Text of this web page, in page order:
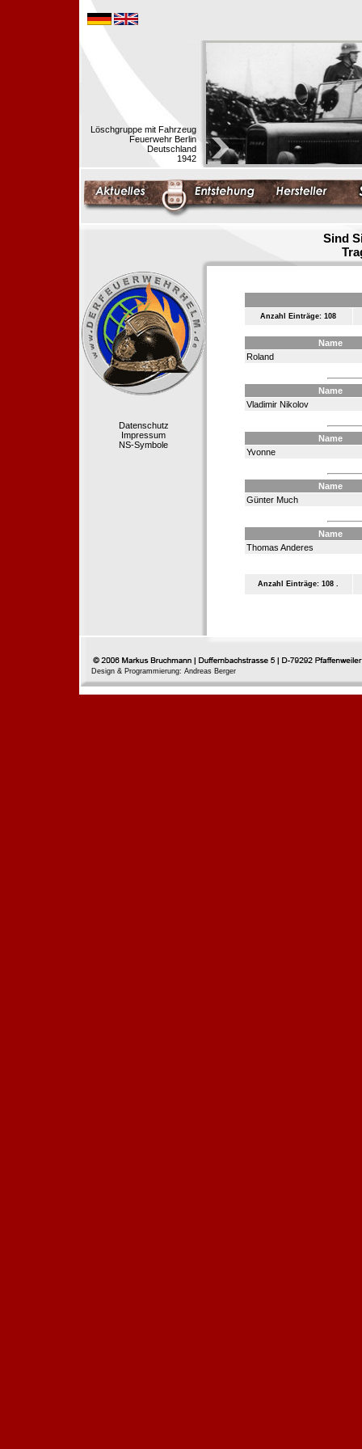
Löschgruppe mit Fahrzeug
Feuerwehr Berlin
Deutschland
1942
Sind
Datenschutz
Impressum
NS-Symbole
Anzahl Einträge: 108
Name
Roland
Name
Vladimir Nikolov
Name
Yvonne
Name
Günter Much
Name
Thomas Anderes
Anzahl Einträge: 108 .
Design & Programmierung: Andreas Berger